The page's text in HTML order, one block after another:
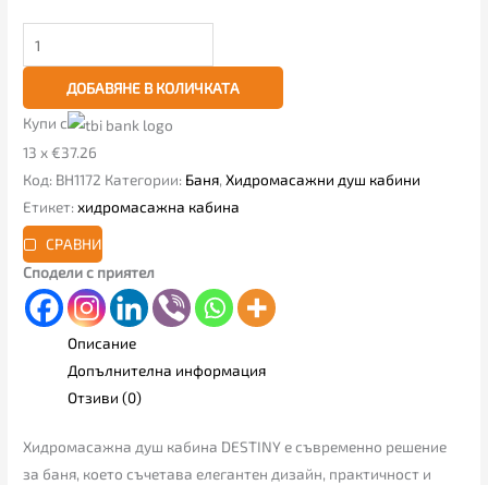
ДОБАВЯНЕ В КОЛИЧКАТА
Купи с
13 x €37.26
Код: BH1172 Категории: Баня,Хидромасажни душ кабини
Етикет:хидромасажна кабина
СРАВНИ
Сподели с приятел
Описание
Допълнителна информация
Отзиви (0)
Хидромасажна душ кабина DESTINY е съвременно решение
за баня, което съчетава елегантен дизайн, практичност и